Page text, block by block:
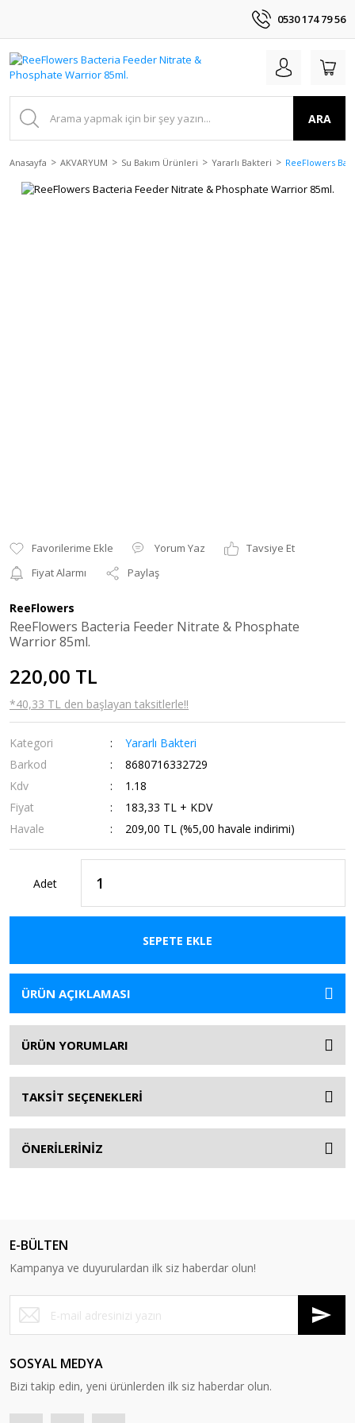
0530 174 79 56
ARA
Anasayfa AKVARYUM Su Bakım Ürünleri Yararlı Bakteri ReeFlowers
Yorum Yaz
Tavsiye Et
Fiyat Alarmı
Paylaş
ReeFlowers
ReeFlowers Bacteria Feeder Nitrate & Phosphate
Warrior 85ml.
220,00 TL
*40,33 TL den başlayan taksitlerle!!
Kategori
Yararlı Bakteri
Barkod
8680716332729
Kdv
1.18
Fiyat
183,33 TL + KDV
Havale
209,00 TL (%5,00 havale indirimi)
Adet
SEPETE EKLE
ÜRÜN AÇIKLAMASI
ÜRÜN YORUMLARI
TAKSİT SEÇENEKLERİ
ÖNERİLERİNİZ
E-BÜLTEN
Kampanya ve duyurulardan ilk siz haberdar olun!
SOSYAL MEDYA
Bizi takip edin, yeni ürünlerden ilk siz haberdar olun.